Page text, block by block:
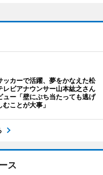
ッカーで活躍、夢をかなえた松
レビアナウンサー山本紘之さん
ュー「壁にぶち当たっても逃げ
ことが大事」
ス